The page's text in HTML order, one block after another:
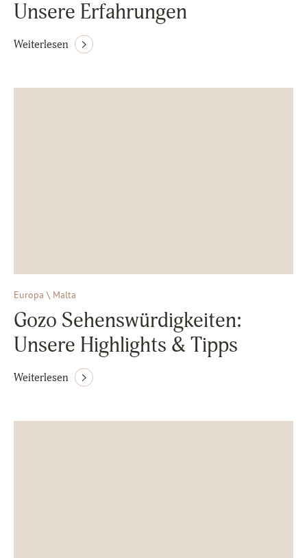
Unsere Erfahrungen
Weiterlesen
Europa \ Malta
Gozo Sehenswürdigkeiten:
Unsere Highlights & Tipps
Weiterlesen